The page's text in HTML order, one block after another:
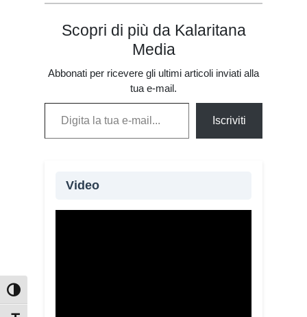
Attiva/disattiva alto contrasto
Scopri di più da Kalaritana
Media
Abbonati per ricevere gli ultimi articoli inviati alla
tua e-mail.
Digita la tua e-mail...
Iscriviti
Video